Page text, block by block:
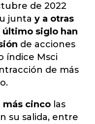
de 2022
junta y a otras
último siglo han
de acciones
índice Msci
de más
más cinco las
su salida, entre